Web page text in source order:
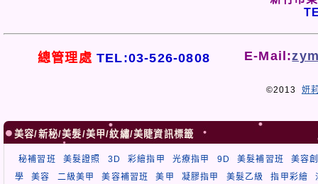
總管理處 TEL:03-526-0808 E-Mail:
©2013 妍
美容/新秘/美髮/美甲/紋繡/美睫資訊標籤
秘補習班 美髮證照 3D 彩繪指甲 光療指甲 9D 美髮補習班
美容
學
美容 二級美甲 美容補習班 美甲 凝膠指甲 美髮乙級 指甲彩繪